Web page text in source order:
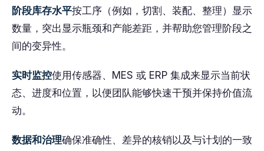
阶段库存水平按工序（例如，切割、装配、整理）显示
数量，突出显示瓶颈和产能差距，并帮助您管理阶段之
间的变异性。
实时监控使用传感器、MES 或 ERP 集成来显示当前状
态、进度和位置，以便团队能够快速干预并保持价值流
动。
数据和治理确保准确性、差异的核销以及与计划的一致